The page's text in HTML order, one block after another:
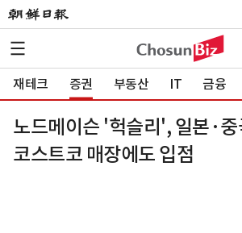
재테크 증권 부동산 IT 금융
노드메이슨 '헉슬리', 일본·
코스트코 매장에도 입점